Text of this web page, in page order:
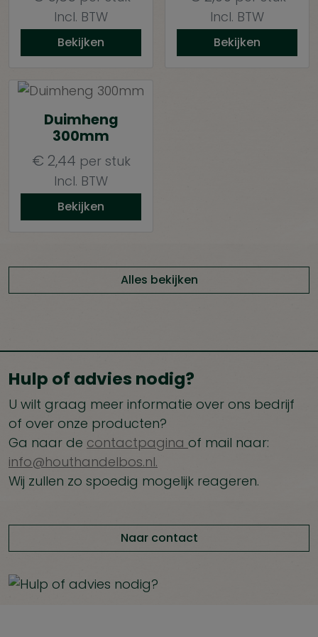
Incl. BTW
Bekijken
Incl. BTW
Bekijken
Duimheng
300mm
€ 2,44 per stuk
Incl. BTW
Bekijken
Alles bekijken
Hulp of advies nodig?
U wilt graag meer informatie over ons bedrijf
of over onze producten?
Ga naar de contactpagina of mail naar:
info@houthandelbos.nl.
Wij zullen zo spoedig mogelijk reageren.
Naar contact